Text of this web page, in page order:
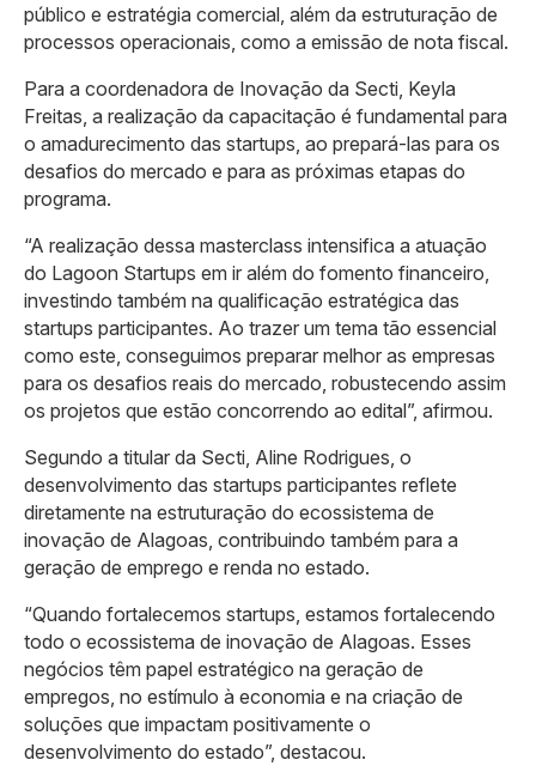
público e estratégia comercial, além da estruturação de
processos operacionais, como a emissão de nota fiscal.
Para a coordenadora de Inovação da Secti, Keyla
Freitas, a realização da capacitação é fundamental para
o amadurecimento das startups, ao prepará-las para os
desafios do mercado e para as próximas etapas do
programa.
“A realização dessa masterclass intensifica a atuação
do Lagoon Startups em ir além do fomento financeiro,
investindo também na qualificação estratégica das
startups participantes. Ao trazer um tema tão essencial
como este, conseguimos preparar melhor as empresas
para os desafios reais do mercado, robustecendo assim
os projetos que estão concorrendo ao edital”, afirmou.
Segundo a titular da Secti, Aline Rodrigues, o
desenvolvimento das startups participantes reflete
diretamente na estruturação do ecossistema de
inovação de Alagoas, contribuindo também para a
geração de emprego e renda no estado.
“Quando fortalecemos startups, estamos fortalecendo
todo o ecossistema de inovação de Alagoas. Esses
negócios têm papel estratégico na geração de
empregos, no estímulo à economia e na criação de
soluções que impactam positivamente o
desenvolvimento do estado”, destacou.